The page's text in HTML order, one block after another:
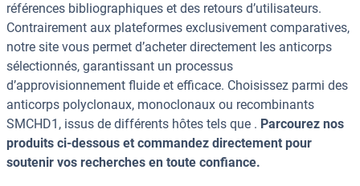
références bibliographiques et des retours d’utilisateurs.
Contrairement aux plateformes exclusivement comparatives,
notre site vous permet d’acheter directement les anticorps
sélectionnés, garantissant un processus
d’approvisionnement fluide et efficace. Choisissez parmi des
anticorps polyclonaux, monoclonaux ou recombinants
SMCHD1, issus de différents hôtes tels que . Parcourez nos
produits ci-dessous et commandez directement pour
soutenir vos recherches en toute confiance.